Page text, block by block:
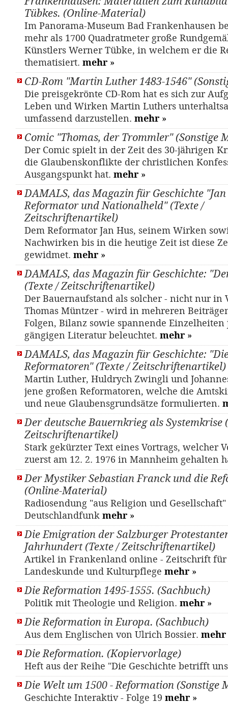
Tübkes. (Online-Material)
Im Panorama-Museum Bad Frankenhausen
mehr als 1700 Quadratmeter große
Künstlers Werner Tübke, in welchem er die
thematisiert. mehr »
CD-Rom "Martin Luther 1483-1546"
Die preisgekrönte CD-Rom hat es sich zur
Leben und Wirken Martin Luthers
umfassend darzustellen. mehr »
Comic "Thomas, der Trommler" (Sonstige
Der Comic spielt in der Zeit des 30-jährigen
die Glaubenskonflikte der christlichen
Ausgangspunkt hat. mehr »
DAMALS, das Magazin für Geschichte "Jan
Reformator und Nationalheld" (Texte /
Zeitschriftenartikel)
Dem Reformator Jan Hus, seinem Wirken
Nachwirken bis in die heutige Zeit ist diese
gewidmet. mehr »
DAMALS, das Magazin für Geschichte:
(Texte / Zeitschriftenartikel)
Der Bauernaufstand als solcher - nicht nur in
Thomas Müntzer - wird in mehreren
Folgen, Bilanz sowie spannende Einzelheiten
gängigen Literatur beleuchtet. mehr »
DAMALS, das Magazin für Geschichte:
Reformatoren" (Texte / Zeitschriftenartikel)
Mar­tin Lu­ther, Huld­rych Zwing­li und
jene großen Reformatoren, welche die
und neue Glaubensgrundsätze formulierten.
Der deutsche Bauernkrieg als Systemkrise
Zeitschriftenartikel)
Stark gekürzter Text eines Vortrags, welcher
zuerst am 12. 2. 1976 in Mannheim gehalten
Der Mystiker Sebastian Franck und die
(Online-Material)
Radiosendung "aus Religion und
Deutschlandfunk mehr »
Die Emigration der Salzburger
Jahrhundert (Texte / Zeitschriftenartikel)
Artikel in Frankenland online - Zeitschrift
Landeskunde und Kulturpflege mehr »
Die Reformation 1495-1555. (Sachbuch)
Politik mit Theologie und Religion. mehr »
Die Reformation in Europa. (Sachbuch)
Aus dem Englischen von Ulrich Bossier. mehr
Die Reformation. (Kopiervorlage)
Heft aus der Reihe "Die Geschichte betrifft
Die Welt um 1500 - Reformation (Sonstige
Geschichte Interaktiv - Folge 19 mehr »